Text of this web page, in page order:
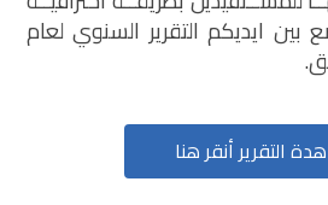
بين ايديكم التقرير السنوي لعام
التقرير أنقر هنا